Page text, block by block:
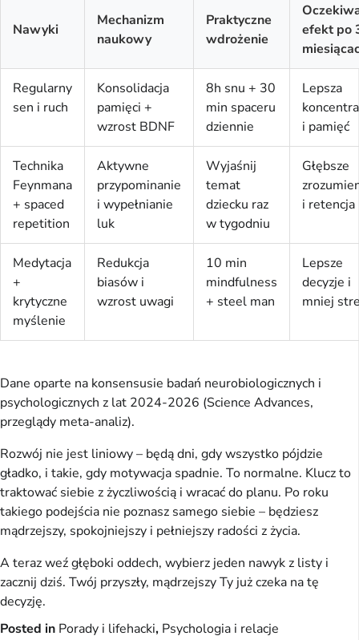
Nawyki
Mechanizm
naukowy
Praktyczne
wdrożenie
efekt po
Regularny
sen i ruch
Konsolidacja
pamięci +
wzrost BDNF
8h snu + 30
min spaceru
dziennie
Lepsza
i pamięć
Technika
Feynmana
+ spaced
repetition
Aktywne
przypominanie
i wypełnianie
luk
Wyjaśnij
temat
dziecku raz
w tygodniu
Głębsze
i retencja
Medytacja
+
krytyczne
myślenie
Redukcja
biasów i
wzrost uwagi
10 min
mindfulness
+ steel man
Lepsze
decyzje i
mniej
Dane oparte na konsensusie badań neurobiologicznych i
psychologicznych z lat 2024-2026 (Science Advances,
przeglądy meta-analiz).
Rozwój nie jest liniowy – będą dni, gdy wszystko pójdzie
gładko, i takie, gdy motywacja spadnie. To normalne. Klucz to
traktować siebie z życzliwością i wracać do planu. Po roku
takiego podejścia nie poznasz samego siebie – będziesz
mądrzejszy, spokojniejszy i pełniejszy radości z życia.
A teraz weź głęboki oddech, wybierz jeden nawyk z listy i
zacznij dziś. Twój przyszły, mądrzejszy Ty już czeka na tę
decyzję.
Posted in Porady i lifehacki, Psychologia i relacje